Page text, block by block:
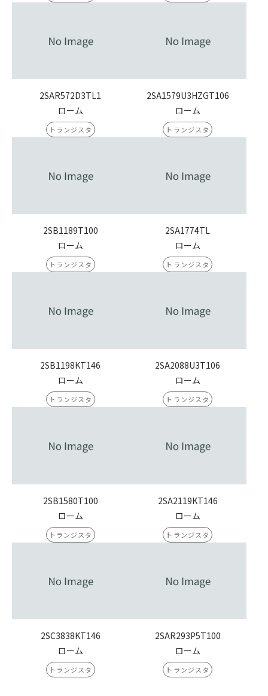
2SAR572D3TL1
ローム
トランジスタ
2SA1579U3HZGT106
ローム
トランジスタ
2SB1189T100
ローム
トランジスタ
2SA1774TL
ローム
トランジスタ
2SB1198KT146
ローム
トランジスタ
2SA2088U3T106
ローム
トランジスタ
2SB1580T100
ローム
トランジスタ
2SA2119KT146
ローム
トランジスタ
2SC3838KT146
ローム
トランジスタ
2SAR293P5T100
ローム
トランジスタ